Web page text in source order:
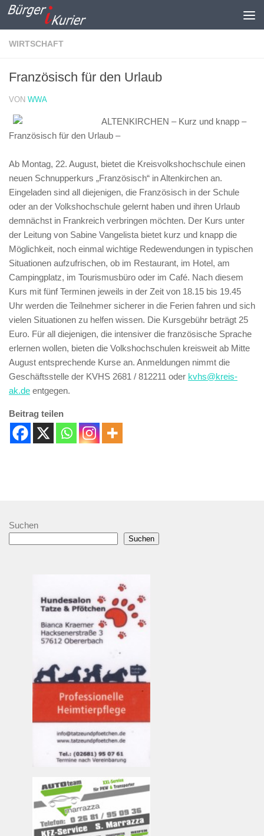
Zum Inhalt springen
WIRTSCHAFT
Französisch für den Urlaub
VON WWA
ALTENKIRCHEN – Kurz und knapp –
Französisch für den Urlaub –
Ab Montag, 22. August, bietet die Kreisvolkshochschule einen
neuen Schnupperkurs „Französisch“ in Altenkirchen an.
Eingeladen sind all diejenigen, die Französisch in der Schule
oder an der Volkshochschule gelernt haben und ihren Urlaub
demnächst in Frankreich verbringen möchten. Der Kurs unter
der Leitung von Sabine Vangelista bietet kurz und knapp die
Möglichkeit, noch einmal wichtige Redewendungen in typischen
Situationen aufzufrischen, ob im Restaurant, im Hotel, am
Campingplatz, im Tourismusbüro oder im Café. Nach diesem
Kurs mit fünf Terminen jeweils in der Zeit von 18.15 bis 19.45
Uhr werden die Teilnehmer sicherer in die Ferien fahren und sich
vielen Situationen zu helfen wissen. Die Kursgebühr beträgt 25
Euro. Für all diejenigen, die intensiver die französische Sprache
erlernen wollen, bieten die Volkshochschulen kreisweit ab Mitte
August entsprechende Kurse an. Anmeldungen nimmt die
Geschäftsstelle der KVHS 2681 / 812211 oder kvhs@kreis-
ak.de entgegen.
Beitrag teilen
Suchen
Suchen